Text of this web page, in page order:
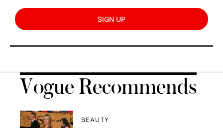
SIGN UP
Vogue Recommends
BEAUTY